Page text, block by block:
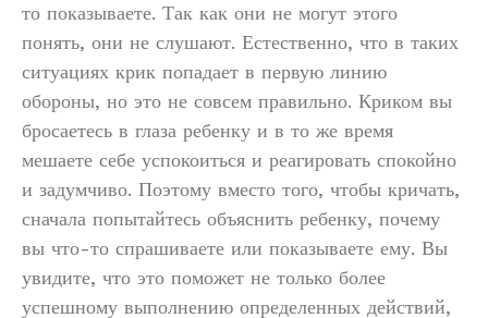
то показываете. Так как они не могут этого
понять, они не слушают. Естественно, что в таких
ситуациях крик попадает в первую линию
обороны, но это не совсем правильно. Криком вы
бросаетесь в глаза ребенку и в то же время
мешаете себе успокоиться и реагировать спокойно
и задумчиво. Поэтому вместо того, чтобы кричать,
сначала попытайтесь объяснить ребенку, почему
вы что-то спрашиваете или показываете ему. Вы
увидите, что это поможет не только более
успешному выполнению определенных действий,